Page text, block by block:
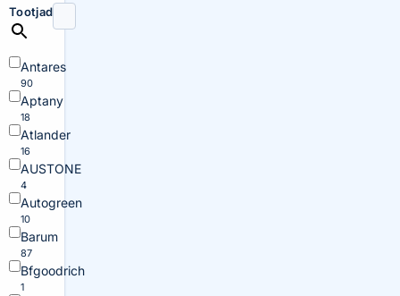
Tootjad
Antares
90
Aptany
18
Atlander
16
AUSTONE
4
Autogreen
10
Barum
87
Bfgoodrich
1